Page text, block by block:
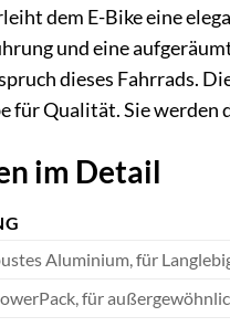
dem E-Bike eine
und eine
dieses Fahrrads.
Qualität. Sie werden
im Detail
Aluminium, für
für